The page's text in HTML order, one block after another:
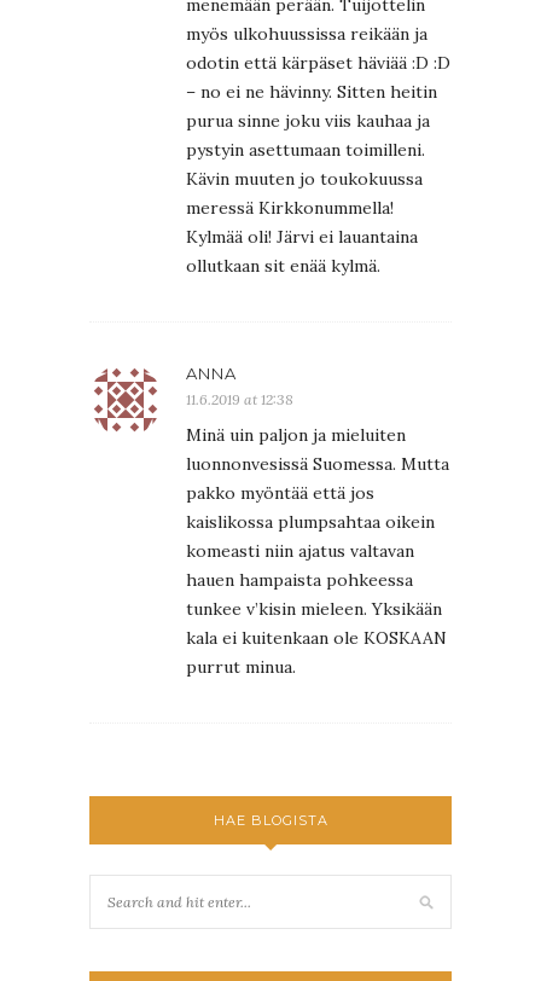
menemään perään. Tuijottelin
myös ulkohuussissa reikään ja
odotin että kärpäset häviää :D :D
– no ei ne hävinny. Sitten heitin
purua sinne joku viis kauhaa ja
pystyin asettumaan toimilleni.
Kävin muuten jo toukokuussa
meressä Kirkkonummella!
Kylmää oli! Järvi ei lauantaina
ollutkaan sit enää kylmä.
ANNA
11.6.2019 at 12:38
Minä uin paljon ja mieluiten
luonnonvesissä Suomessa. Mutta
pakko myöntää että jos
kaislikossa plumpsahtaa oikein
komeasti niin ajatus valtavan
hauen hampaista pohkeessa
tunkee v’kisin mieleen. Yksikään
kala ei kuitenkaan ole KOSKAAN
purrut minua.
HAE BLOGISTA